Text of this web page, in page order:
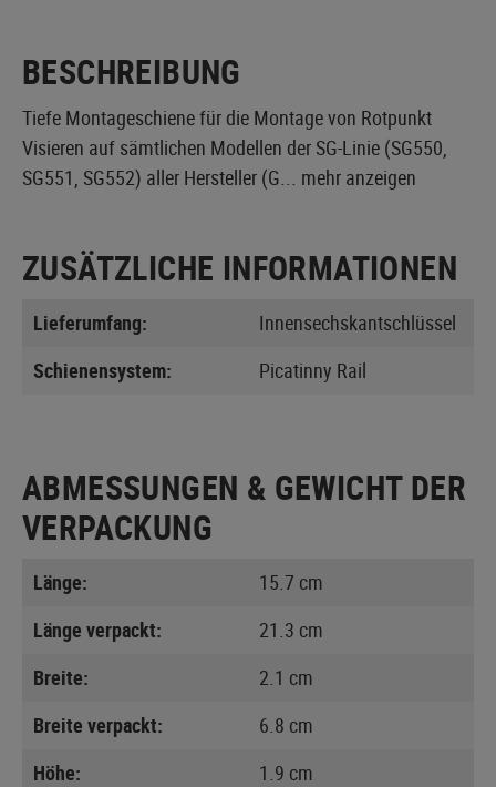
BESCHREIBUNG
Tiefe Montageschiene für die Montage von Rotpunkt
Visieren auf sämtlichen Modellen der SG-Linie (SG550,
SG551, SG552) aller Hersteller (G... mehr anzeigen
ZUSÄTZLICHE INFORMATIONEN
Lieferumfang:
Innensechskantschlüssel
Schienensystem:
Picatinny Rail
ABMESSUNGEN & GEWICHT DER
VERPACKUNG
Länge:
15.7 cm
Länge verpackt:
21.3 cm
Breite:
2.1 cm
Breite verpackt:
6.8 cm
Höhe:
1.9 cm